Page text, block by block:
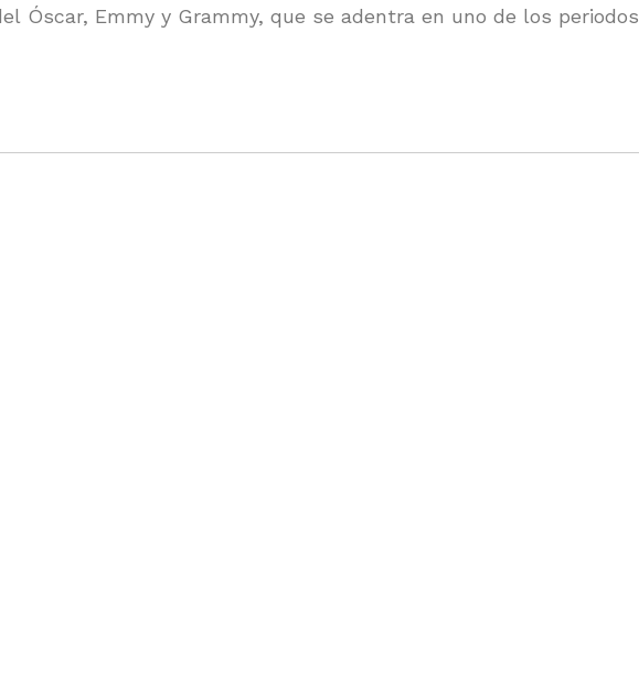
Óscar, Emmy y Grammy, que se adentra en uno de los periodos